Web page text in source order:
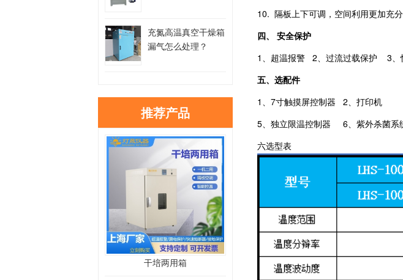
10. 隔板上下可调，空间利用更加充分
四、 安全保护
1、超温报警 2、过流过载保护 3
五、选配件
1、7寸触摸屏控制器 2、打印机
5、独立限温控制器 6 、紫外杀菌
六选型表
充氮高温真空干燥箱
漏气怎么处理？
推荐产品
干培两用箱